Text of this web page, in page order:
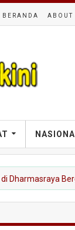
BERANDA ABOUT
Bergulir,